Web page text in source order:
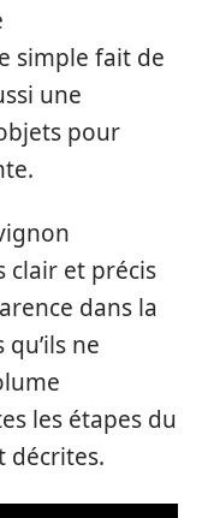
simple fait de
une
pour
clair et précis
dans la
ne
les étapes du
décrites.